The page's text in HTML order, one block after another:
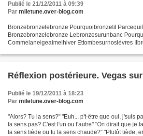
Publié le 21/12/2011 à 09:39
Par miletune.over-blog.com
Bronzebronzelebronze Pourquoibronzetil
Bronzebronzelebronze Lebronzesurunbanc
Commelaneigeaimelhiver Ettombesurnoslèvres
Réflexion postérieure. Vegas
Publié le 19/12/2011 à 18:23
Par miletune.over-blog.com
"Alors? Tu la sens?" "Euh... p't-être que oui, j'suis
la sens pas? C'est l'un ou l'autre" "On dirait que je
la sens tiède ou tu la sens chaude?" "Plutôt tiède,